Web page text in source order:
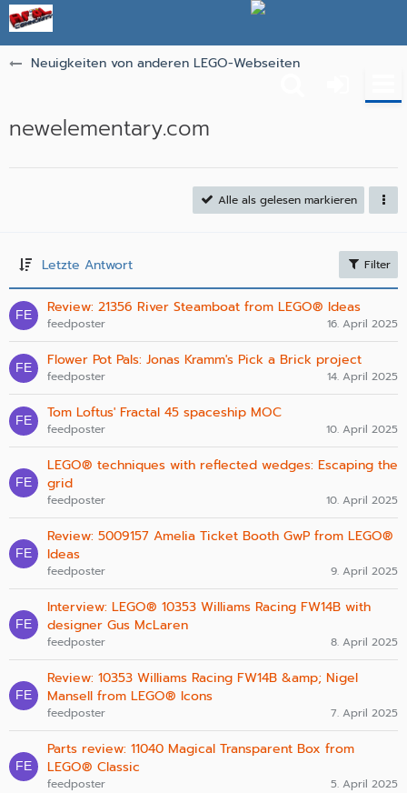
Neuigkeiten von anderen LEGO-Webseiten
newelementary.com
Alle als gelesen markieren
Letzte Antwort Filter
Review: 21356 River Steamboat from LEGO® Ideas
feedposter 16. April 2025
Flower Pot Pals: Jonas Kramm's Pick a Brick project
feedposter 14. April 2025
Tom Loftus' Fractal 45 spaceship MOC
feedposter 10. April 2025
LEGO® techniques with reflected wedges: Escaping the
grid
feedposter 10. April 2025
Review: 5009157 Amelia Ticket Booth GwP from LEGO®
Ideas
feedposter 9. April 2025
Interview: LEGO® 10353 Williams Racing FW14B with
designer Gus McLaren
feedposter 8. April 2025
Review: 10353 Williams Racing FW14B &amp; Nigel
Mansell from LEGO® Icons
feedposter 7. April 2025
Parts review: 11040 Magical Transparent Box from
LEGO® Classic
feedposter 5. April 2025